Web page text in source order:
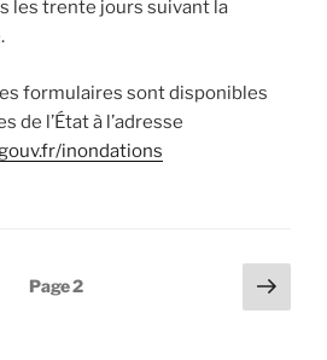
les trente jours suivant la
formulaires sont disponibles
de l’État à l’adresse
inondations
Page2
Page